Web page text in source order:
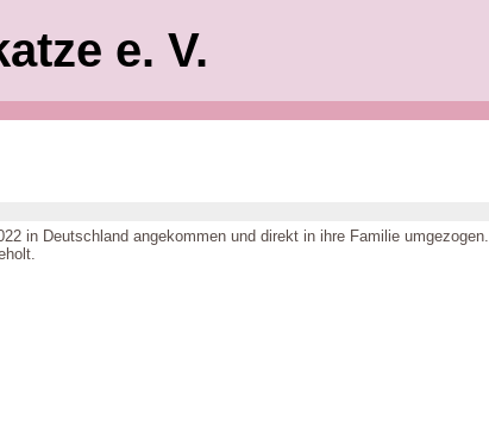
e. V.
in Deutschland angekommen und direkt in ihre Familie umgezogen.